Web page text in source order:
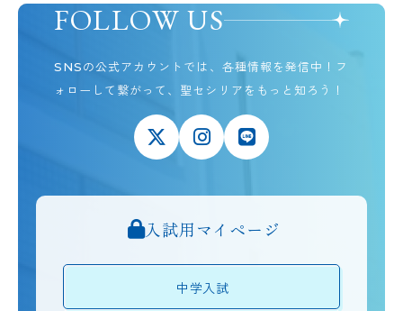
FOLLOW US
SNSの公式アカウントでは、各種情報を発信中！ フ
ォローして繋がって、聖セシリアをもっと知ろう！
入試用マイページ
中学入試